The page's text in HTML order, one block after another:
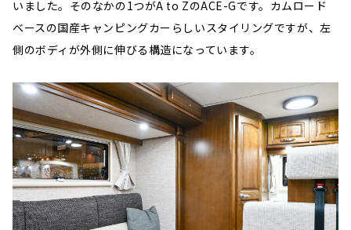
いました。そのなかの1つがA to ZのACE-Gです。カムロード
ベースの国産キャンピングカーらしいスタイリングですが、左
側のボディが外側に伸びる構造になっています。